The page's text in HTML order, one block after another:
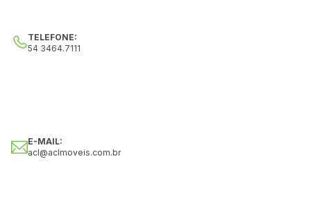
TELEFONE:
54 3464.7111
E-MAIL:
acl@aclmoveis.com.br